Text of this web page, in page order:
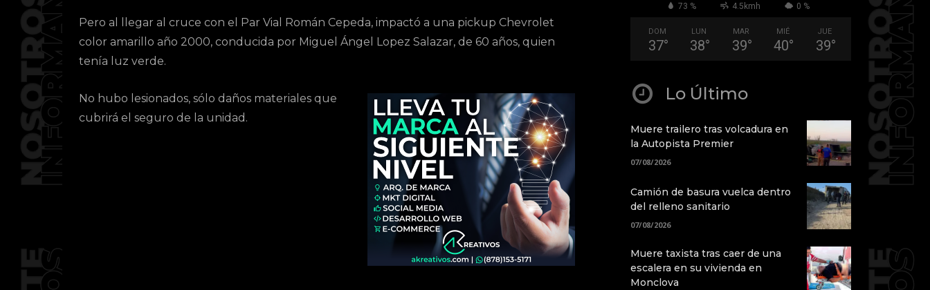
Pero al llegar al cruce con el Par Vial Román Cepeda, impactó a una pickup Chevrolet
color amarillo año 2000, conducida por Miguel Ángel Lopez Salazar, de 60 años, quien
tenía luz verde.
No hubo lesionados, sólo daños materiales que
cubrirá el seguro de la unidad.
73 % 4.5kmh 0 %
DOM
37°
LUN
38°
MAR
39°
MIÉ
40°
JUE
39°
Lo Último
Muere trailero tras volcadura en
la Autopista Premier
07/08/2026
Camión de basura vuelca dentro
del relleno sanitario
07/08/2026
Muere taxista tras caer de una
escalera en su vivienda en
Monclova